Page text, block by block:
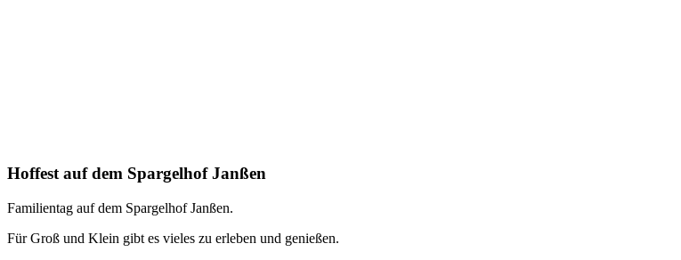
Hoffest auf dem Spargelhof Janßen
Familientag auf dem Spargelhof Janßen.
Für Groß und Klein gibt es vieles zu erleben und genießen.